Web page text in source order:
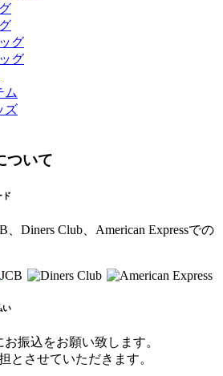
グ
グ
ム
ズ
ついて
ド
、Diners Club、American Expressでの
い
振込をお願い致します。
とさせていただきます。